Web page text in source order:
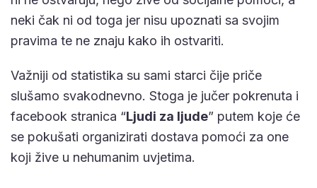
neki čak ni od toga jer nisu upoznati sa svojim
pravima te ne znaju kako ih ostvariti.
Važniji od statistika su sami starci čije priče
slušamo svakodnevno. Stoga je jučer pokrenuta i
facebook stranica “Ljudi za ljude” putem koje će
se pokušati organizirati dostava pomoći za one
koji žive u nehumanim uvjetima.